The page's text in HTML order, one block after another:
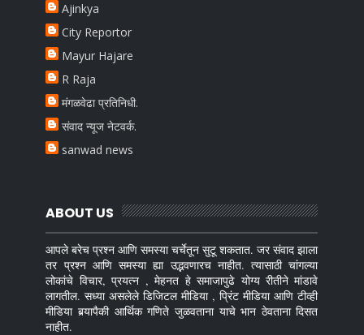
Ajinkya
City Reportor
Mayur Hajare
R Raja
मंगळवेढा प्रतिनिधी.
संवाद न्यूज नेटवर्क.
sanwad news
ABOUT US
आपले बरेच प्रश्न आणि समस्या चर्चेतून सुटू शकतात. जर संवाद झाला
तर प्रश्न आणि समस्या ह्या उद्भवणारच नाहीत. त्यासाठी चांगल्या
लोकांचे विचार, प्रयत्न , मेहनत हे समाजापुढे योग्य रीतीने मांडावे
लागतील. सध्या असलेले डिजिटल मीडिया , प्रिंट मीडिया आणि टीव्ही
मीडिया बर्‍यापैकी आर्थिक गणिते जुळवताना याचे भान ठेवताना दिसत
नाहीत.